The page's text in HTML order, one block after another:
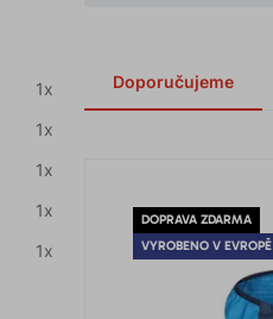
1x
1x
1x
1x
1x
Doporučujeme
DOPRAVA ZDARMA
VYROBENO V EVROPĚ